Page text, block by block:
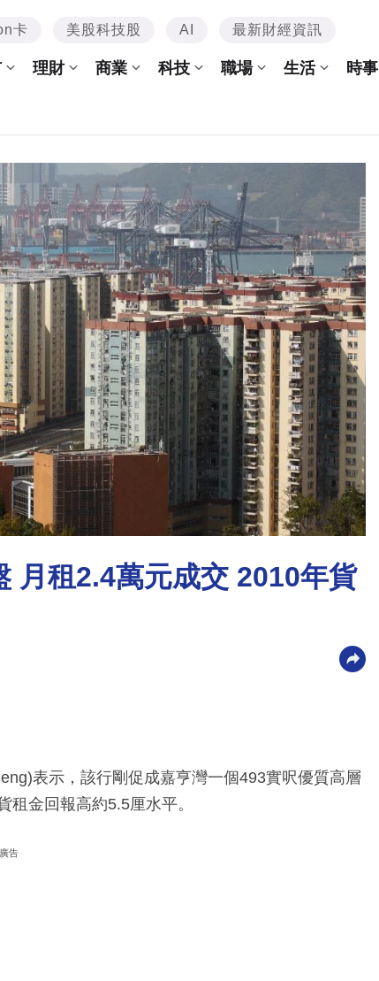
卡 美股科技股 AI 最新財經資訊
理財 商業 科技 職場 生活 時事
月租2.4萬元成交 2010年貨
表示，該行剛促成嘉亨灣一個493實呎優質高層
金回報高約5.5厘水平。
廣告